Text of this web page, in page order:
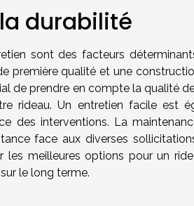
durabilité
sont des facteurs
première qualité et une
de prendre en compte la qualité
rideau. Un entretien facile est
des interventions. La
face aux diverses
les meilleures options pour un
le long terme.